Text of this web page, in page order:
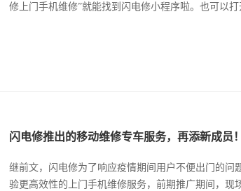
修上门手机维修”就能找到闪电修小程序啦。也可以打
闪电修推出的移动维修专车服务，再添新成员！
继前文，闪电修为了响应疫情期间用户不便出门的问
验更高效性的上门手机维修服务，前期推广期间，现